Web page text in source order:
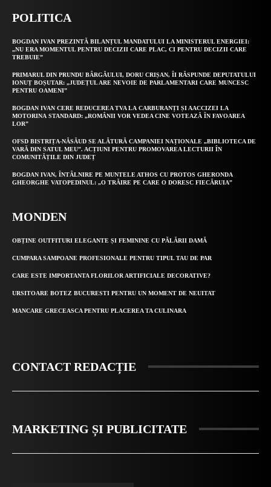
POLITICA
BOGDAN IVAN PREZINTĂ BILANȚUL MANDATULUI LA MINISTERUL ENERGIEI:
„NU ERA MOMENTUL PENTRU DECIZII CARE PLAC, CI PENTRU DECIZII CARE
TREBUIE”
PRIMARUL DIN PRUNDU BÂRGĂULUI, DORU CRIȘAN, ÎI RĂSPUNDE DEPUTATULUI
IONUȚ BOȘUTAR: „JUDEȚUL ARE NEVOIE DE PARLAMENTARI CARE MUNCESC
PENTRU OAMENI”
BOGDAN IVAN CERE REDUCEREA TVA LA CARBURANȚI ȘI AACCIZEI LA
MOTORINA STANDARD: „ROMÂNII VOR VEDEA CINE VOTEAZĂ ÎN FAVOAREA
LOR”
OFSD BISTRIȚA-NĂSĂUD SE ALĂTURĂ CAMPANIEI NAȚIONALE „BIBLIOTECA DE
VARĂ DIN SATUL MEU”. ACȚIUNI PENTRU PROMOVAREA LECTURII ÎN
COMUNITĂȚILE DIN JUDEȚ
BOGDAN IVAN, ÎNTÂLNIRE PE MUNTELE ATHOS CU PROTOS GHERONDA
GHEORGHE VATOPEDINUL: „O TRĂIRE PE CARE O DORESC FIECĂRUIA”
MONDEN
OBȚINE OUTFITURI ELEGANTE ȘI FEMININE CU PĂLĂRII DAMĂ
CUMPARA SAMPOANE PROFESIONALE PENTRU TIPUL TAU DE PAR
CARE ESTE IMPORTANTA FLORILOR ARTIFICIALE DECORATIVE?
URSITOARE BOTEZ BUCURESTI PENTRU UN MOMENT DE NEUITAT
MANCARE GRECEASCA PENTRU PLACEREA TA CULINARA
CONTACT REDACȚIE
MARKETING ȘI PUBLICITATE